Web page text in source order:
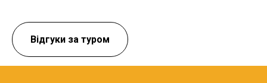
Відгуки за туром